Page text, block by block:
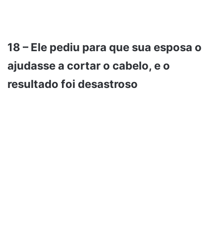
18 – Ele pediu para que sua esposa o
ajudasse a cortar o cabelo, e o
resultado foi desastroso